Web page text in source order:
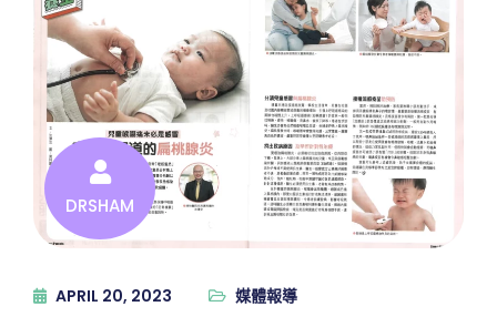
DRSHAM
APRIL 20, 2023 媒體報導